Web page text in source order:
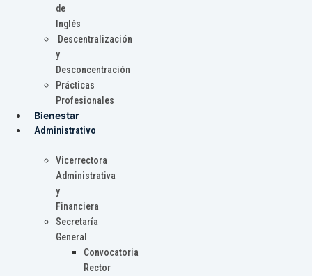
de
Inglés
Descentralización
y
Desconcentración
Prácticas
Profesionales
Bienestar
Administrativo
Vicerrectora
Administrativa
y
Financiera
Secretaría
General
Convocatoria
Rector